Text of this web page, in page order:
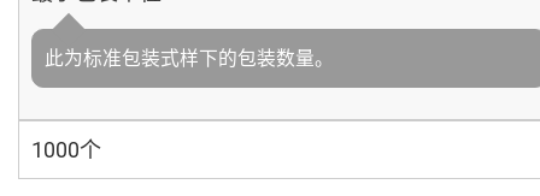
此为标准包装式样下的包装数量。
1000个